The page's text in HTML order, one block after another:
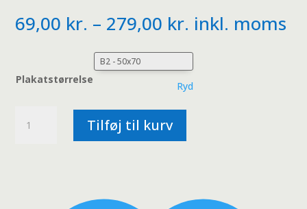
69,00 kr. – 279,00 kr. Prisinterval:
69,00 kr.
til
279,00 kr.
inkl. moms
Plakatstørrelse
Ryd
Tilføj til kurv